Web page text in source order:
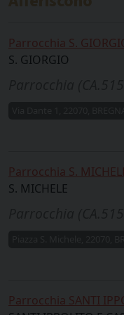
Parrocchia S.
S. GIORGIO
Parrocchia S.
S. MICHELE
Parrocchia SANTI